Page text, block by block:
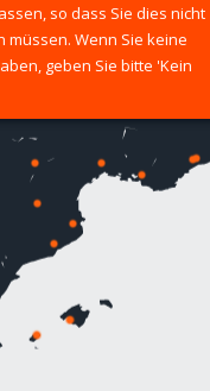
so dass Sie dies nicht
müssen. Wenn Sie keine
geben Sie bitte 'Kein